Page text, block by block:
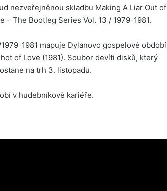
nezveřejněnou skladbu Making A Liar Out of
The Bootleg Series Vol. 13 / 1979-1981.
1981 mapuje Dylanovo gospelové období
of Love (1981). Soubor devíti disků, který
na trh 3. listopadu.
v hudebníkově kariéře.